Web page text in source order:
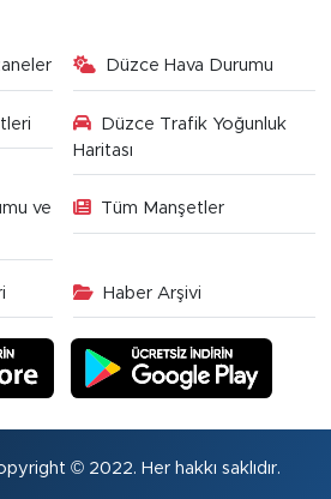
Düzce Hava Durumu
Düzce Trafik Yoğunluk
Haritası
ve
Tüm Manşetler
Haber Arşivi
© 2022. Her hakkı saklıdır.